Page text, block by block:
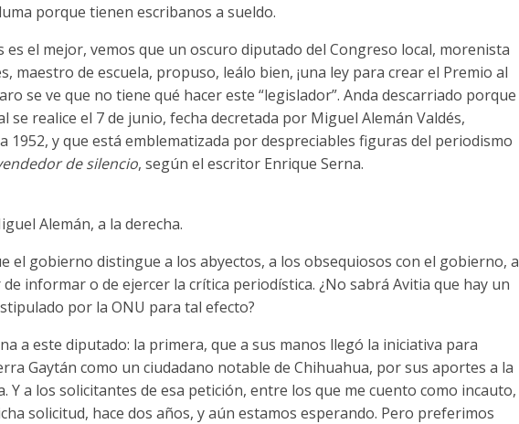
porque tienen escribanos a sueldo.
es el mejor, vemos que un oscuro diputado del Congreso local, morenista
maestro de escuela, propuso, leálo bien, ¡una ley para crear el Premio al
se ve que no tiene qué hacer este “legislador”. Anda descarriado porque
realice el 7 de junio, fecha decretada por Miguel Alemán Valdés,
1952, y que está emblematizada por despreciables figuras del periodismo
de silencio, según el escritor Enrique Serna.
Alemán, a la derecha.
el gobierno distingue a los abyectos, a los obsequiosos con el gobierno, a
informar o de ejercer la crítica periodística. ¿No sabrá Avitia que hay un
por la ONU para tal efecto?
a este diputado: la primera, que a sus manos llegó la iniciativa para
Gaytán como un ciudadano notable de Chihuahua, por sus aportes a la
Y a los solicitantes de esa petición, entre los que me cuento como incauto,
solicitud, hace dos años, y aún estamos esperando. Pero preferimos